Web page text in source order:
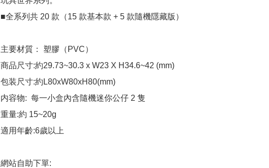
■全系列共 20 款（15 款基本款 + 5 款隨機隱藏版）
主要材質： 塑膠（PVC）
商品尺寸:約29.73~30.3 x W23 X H34.6~42 (mm)
包装尺寸:約L80xW80xH80(mm)
内容物:  每一小盒內含隨機迷你公仔 2 隻
重量:約 15~20g
適用年齡:6歲以上
網站自助下單: